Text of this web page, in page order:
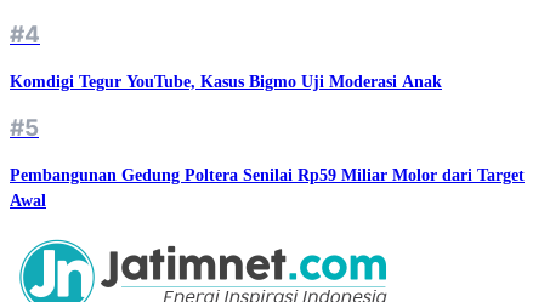
#4
Komdigi Tegur YouTube, Kasus Bigmo Uji Moderasi Anak
#5
Pembangunan Gedung Poltera Senilai Rp59 Miliar Molor dari Target
Awal